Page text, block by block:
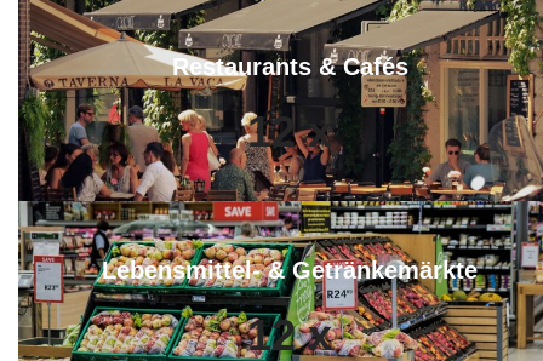
Restaurants & Cafés
12 x
Lebensmittel- & Getränkemärkte
12 x